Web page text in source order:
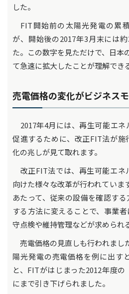
した。
FIT開始前の太陽光発電の累
が、開始後の2017年3月末には
た。この数字を見ただけで、日本
て急速に拡大したことが理解でき
売電価格の変化がビジネス
2017年4月には、再生可能エネ
促進するために、改正FIT法が施
化の兆しが見て取れます。
改正FIT法では、再生可能エネ
向けた様々な改革が行われていま
あたって、従来の設備を確認す
する方法に変えることで、事業
守点検や維持管理などが求められ
売電価格の見直しも行われまし
陽光発電の売電価格を例に出す
と、FITがはじまった2012年度
にまで引き下げられました。